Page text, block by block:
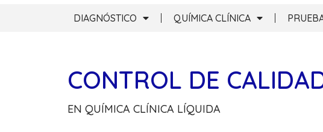
DIAGNÓSTICO QUÍMICA CLÍNICA
CONTROL DE
EN QUÍMICA CLÍNICA LÍQUIDA